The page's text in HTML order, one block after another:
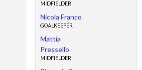
MIDFIELDER
Nicola Franco
GOALKEEPER
Mattia
Pressello
MIDFIELDER